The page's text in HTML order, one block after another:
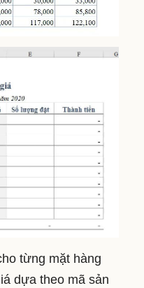
từng mặt hàng
dựa theo mã sản